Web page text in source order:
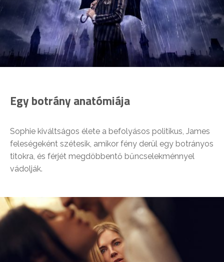
Egy botrány anatómiája
Sophie kiváltságos élete a befolyásos politikus, James
feleségeként szétesik, amikor fény derül egy botrányos
titokra, és férjét megdöbbentő bűncselekménnyel
vádolják.